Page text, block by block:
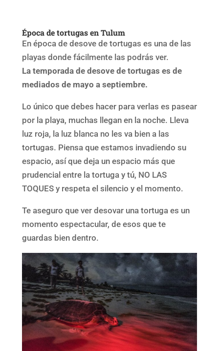
Época de tortugas en Tulum
En época de desove de tortugas es una de las
playas donde fácilmente las podrás ver.
La temporada de desove de tortugas es de
mediados de mayo a septiembre.
Lo único que debes hacer para verlas es pasear
por la playa, muchas llegan en la noche. Lleva
luz roja, la luz blanca no les va bien a las
tortugas. Piensa que estamos invadiendo su
espacio, así que deja un espacio más que
prudencial entre la tortuga y tú, NO LAS
TOQUES y respeta el silencio y el momento.
Te aseguro que ver desovar una tortuga es un
momento espectacular, de esos que te
guardas bien dentro.